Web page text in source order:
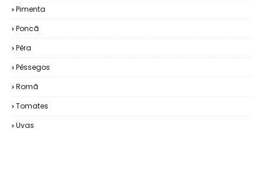
Pimenta
Poncã
Pêra
Pêssegos
Romã
Tomates
Uvas